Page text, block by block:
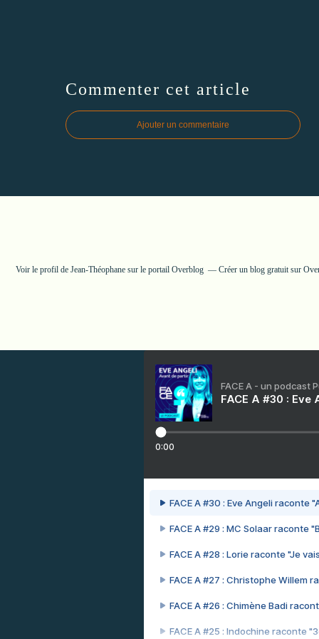
Commenter cet article
Ajouter un commentaire
Voir le profil de Jean-Théophane sur le portail Overblog Créer un blog gratuit sur
FACE A - un podcast
FACE A #30 :
0:00
FACE A #30 : Eve Angeli raconte
FACE A #29 : MC Solaar raconte
FACE A #28 : Lorie raconte "Je
FACE A #27 : Christophe Willem
FACE A #26 : Chimène Badi
FACE A #25 : Indochine raconte